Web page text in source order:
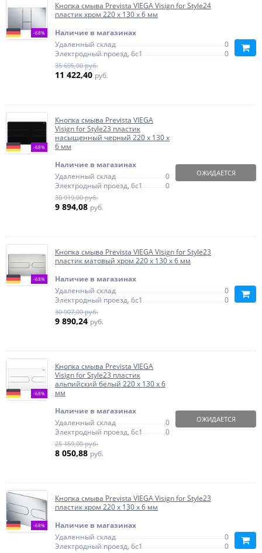
-68%
Кнопка смыва Prevista VIEGA Visign for Style24
пластик хром 220 х 130 х 6 мм
Наличие в магазинах
Удаленный склад
0
Электродный проезд, 6с1
0
35 695,00 руб.
11 422,40 руб.
-68%
Кнопка смыва Prevista VIEGA
Visign for Style23 пластик
насыщенный черный 220 х 130 х
6 мм
Наличие в магазинах
Удаленный склад
0
Электродный проезд, 6с1
0
30 919,00 руб.
9 894,08 руб.
ОЖИДАЕТСЯ
-68%
Кнопка смыва Prevista VIEGA Visign for Style23
пластик матовый хром 220 х 130 х 6 мм
Наличие в магазинах
Удаленный склад
0
Электродный проезд, 6с1
0
30 907,00 руб.
9 890,24 руб.
-68%
Кнопка смыва Prevista VIEGA
Visign for Style23 пластик
альпийский белый 220 х 130 х 6
мм
Наличие в магазинах
Удаленный склад
0
Электродный проезд, 6с1
0
25 159,00 руб.
8 050,88 руб.
ОЖИДАЕТСЯ
-68%
Кнопка смыва Prevista VIEGA Visign for Style23
пластик хром 220 х 130 х 6 мм
Наличие в магазинах
Удаленный склад
0
Электродный проезд, 6с1
0